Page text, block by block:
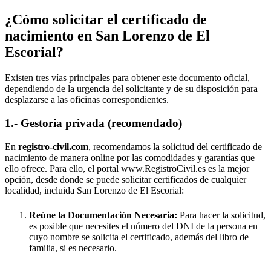
¿Cómo solicitar el certificado de
nacimiento en San Lorenzo de El
Escorial?
Existen tres vías principales para obtener este documento oficial,
dependiendo de la urgencia del solicitante y de su disposición para
desplazarse a las oficinas correspondientes.
1.- Gestoria privada (recomendado)
En registro-civil.com, recomendamos la solicitud del certificado de
nacimiento de manera online por las comodidades y garantías que
ello ofrece. Para ello, el portal www.RegistroCivil.es es la mejor
opción, desde donde se puede solicitar certificados de cualquier
localidad, incluida San Lorenzo de El Escorial:
Reúne la Documentación Necesaria: Para hacer la solicitud,
es posible que necesites el número del DNI de la persona en
cuyo nombre se solicita el certificado, además del libro de
familia, si es necesario.